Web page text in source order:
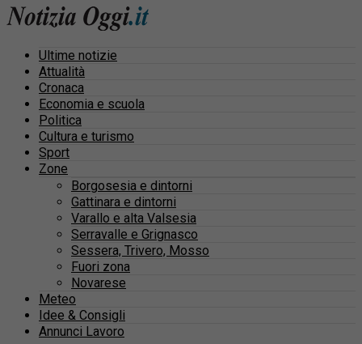
Ultime notizie
Attualità
Cronaca
Economia e scuola
Politica
Cultura e turismo
Sport
Zone
Borgosesia e dintorni
Gattinara e dintorni
Varallo e alta Valsesia
Serravalle e Grignasco
Sessera, Trivero, Mosso
Fuori zona
Novarese
Meteo
Idee & Consigli
Annunci Lavoro